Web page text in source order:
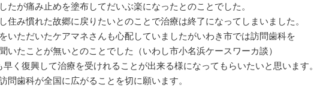
たが痛み止めを塗布してだいぶ楽になったとのことでした。
住み慣れた故郷に戻りたいとのことで治療は終了になってしまいました。
いただいたケアマネさんも心配していましたがいわき市では訪問歯科を
いたことが無いとのことでした（いわし市小名浜ケースワーカ談）
早く復興して治療を受けれることが出来る様になってもらいたいと思います。
問歯科が全国に広がることを切に願います。